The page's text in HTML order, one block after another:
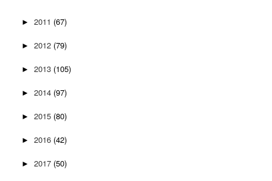
► 2011 (67)
► 2012 (79)
► 2013 (105)
► 2014 (97)
► 2015 (80)
► 2016 (42)
► 2017 (50)